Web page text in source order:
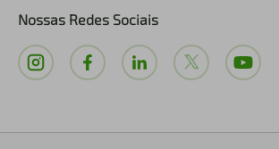
Nossas Redes Sociais